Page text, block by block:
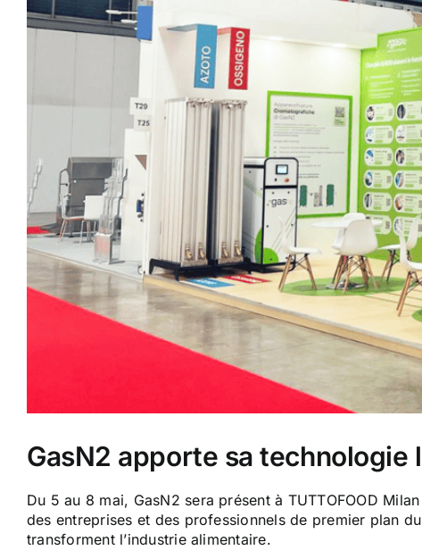
GasN2 apporte sa technologie
Du 5 au 8 mai, GasN2 sera présent à TUTTOFOOD
des entreprises et des professionnels de premier plan
transforment l’industrie alimentaire.